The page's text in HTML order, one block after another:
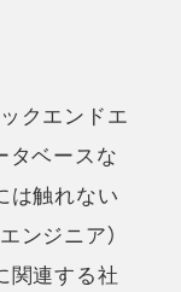
クエンドエ
タベースな
は触れない
ンジニア）
関連する社